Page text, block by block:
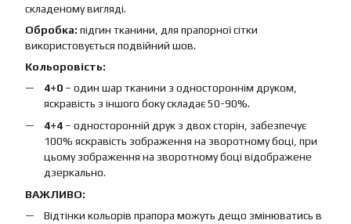
складеному вигляді.
Обробка: підгин тканини, для прапорної сітки
використовується подвійний шов.
Кольоровість:
4+0 – один шар тканини з одностороннім друком,
яскравість з іншого боку складає 50-90%.
4+4 – односторонній друк з двох сторін, забезпечує
100% яскравість зображення на зворотному боці, при
цьому зображення на зворотному боці відображене
дзеркально.
ВАЖЛИВО:
Відтінки кольорів прапора можуть дещо змінюватись в